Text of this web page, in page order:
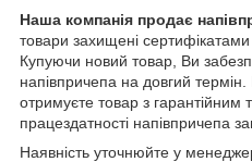
Наша компанія продає
товари захищені сертифікатами
Купуючи новий товар, Ви
напівпричепа на довгий
отримуєте товар з гарантійним
працездатності напівпричепа
Наявність уточнюйте у